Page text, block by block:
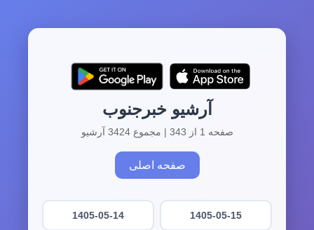
آرشیو خبرجنوب
صفحه 1 از 343 | مجموع 3424 آرشیو
صفحه اصلی
1405-05-15
1405-05-14